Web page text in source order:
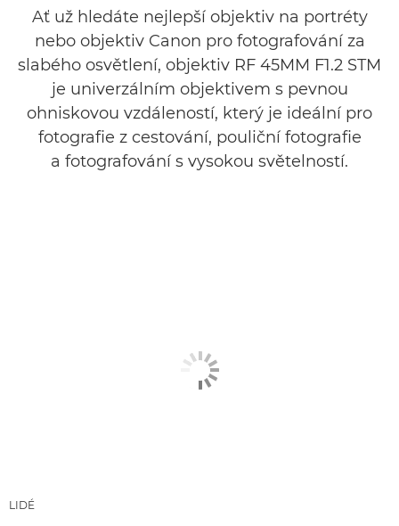
Ať už hledáte nejlepší objektiv na portréty
nebo objektiv Canon pro fotografování za
slabého osvětlení, objektiv RF 45MM F1.2 STM
je univerzálním objektivem s pevnou
ohniskovou vzdáleností, který je ideální pro
fotografie z cestování, pouliční fotografie
a fotografování s vysokou světelností.
LIDÉ